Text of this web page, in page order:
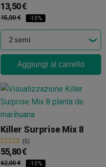
13,50 €
15,00 € -10%
Aggiungi al carrello
Killer Surprise Mix 8
(5)
55,80 €
62,00 € -10%